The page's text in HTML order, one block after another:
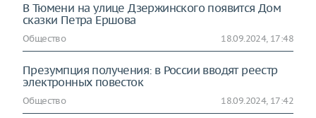
В Тюмени на улице Дзержинского появится Дом
сказки Петра Ершова
Общество 18.09.2024, 17:48
Презумпция получения: в России вводят реестр
электронных повесток
Общество 18.09.2024, 17:42